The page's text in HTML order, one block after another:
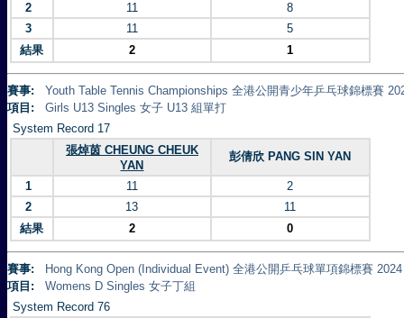
2
11
8
3
11
5
結果
2 1
賽事:
Youth Table Tennis Championships 全港公開青少年乒乓球錦標賽
項目:
Girls U13 Singles 女子 U13 組單打
System Record 17
張焯茵 CHEUNG CHEUK
YAN
彭倩欣 PANG SIN YAN
1 11
2
2
13
11
結果
2 0
賽事:
Hong Kong Open (Individual Event) 全港公開乒乓球單項錦標賽 2024
項目:
Womens D Singles 女子丁組
System Record 76